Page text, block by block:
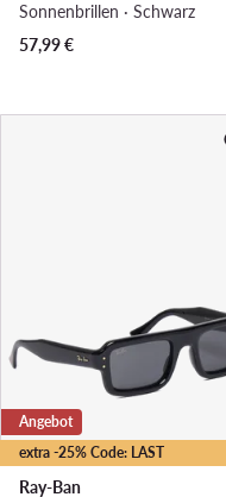
Sonnenbrillen · Schwarz
57,99€
extra -25% Code: LAST
Angebot
Ray-Ban